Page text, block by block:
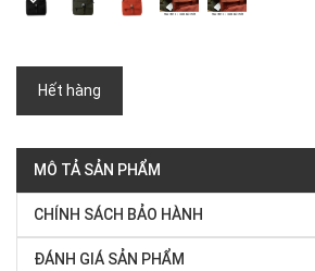
Hết hàng
MÔ TẢ SẢN PHẨM
CHÍNH SÁCH BẢO HÀNH
ĐÁNH GIÁ SẢN PHẨM